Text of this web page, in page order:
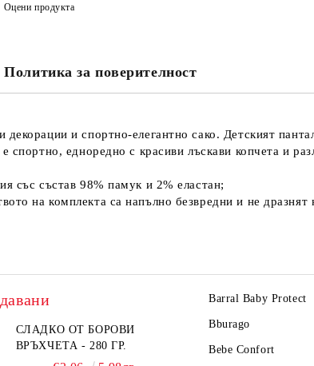
Оцени продукта
Политика за поверителност
и спортно-елегантно сако. Детският
спортно, едноредно с красиви лъскави копчета и
със състав 98% памук и 2% еластан;
на комплекта са напълно безвредни и не дразнят
СЛАДКО ОТ БОРОВИ
ВРЪХЧЕТА - 280 ГР.
Barral Baby Protect
Bburago
Bebe Confort